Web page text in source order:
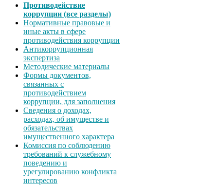
Противодействие
коррупции (все разделы)
Нормативные правовые и
иные акты в сфере
противодействия коррупции
Антикоррупционная
экспертиза
Методические материалы
Формы документов,
связанных с
противодействием
коррупции, для заполнения
Сведения о доходах,
расходах, об имуществе и
обязательствах
имущественного характера
Комиссия по соблюдению
требований к служебному
поведению и
урегулированию конфликта
интересов